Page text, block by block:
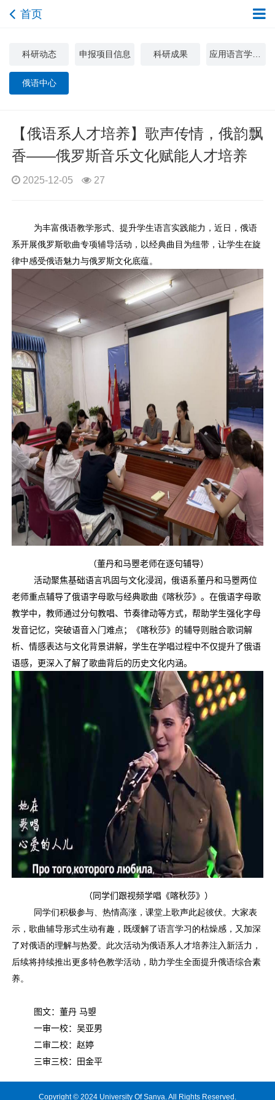
首页
科研动态 申报项目信息 科研成果
俄语中心
【俄语系人才培养】歌声传情，俄韵飘
香——俄罗斯音乐文化赋能人才培养
2025-12-05 27
为丰富俄语教学形式、提升学生语言实践能力，近日，俄语
系开展俄罗斯歌曲专项辅导活动，以经典曲目为纽带，让学生在旋
律中感受俄语魅力与俄罗斯文化底蕴。
（董丹和马瞾老师在逐句辅导）
活动聚焦基础语言巩固与文化浸润，俄语系董丹和马瞾两位
老师重点辅导了俄语字母歌与经典歌曲《喀秋莎》。在俄语字母歌
教学中，教师通过分句教唱、节奏律动等方式，帮助学生强化字母
发音记忆，突破语音入门难点；《喀秋莎》的辅导则融合歌词解
析、情感表达与文化背景讲解，学生在学唱过程中不仅提升了俄语
语感，更深入了解了歌曲背后的历史文化内涵。
（同学们跟视频学唱《喀秋莎》）
同学们积极参与、热情高涨，课堂上歌声此起彼伏。大家表
示，歌曲辅导形式生动有趣，既缓解了语言学习的枯燥感，又加深
了对俄语的理解与热爱。此次活动为俄语系人才培养注入新活力，
后续将持续推出更多特色教学活动，助力学生全面提升俄语综合素
养。
图文：董丹 马曌
一审一校：吴亚男
二审二校：赵婷
三审三校：田金平
Copyright © 2024 University Of Sanya. All Rights Reserved.